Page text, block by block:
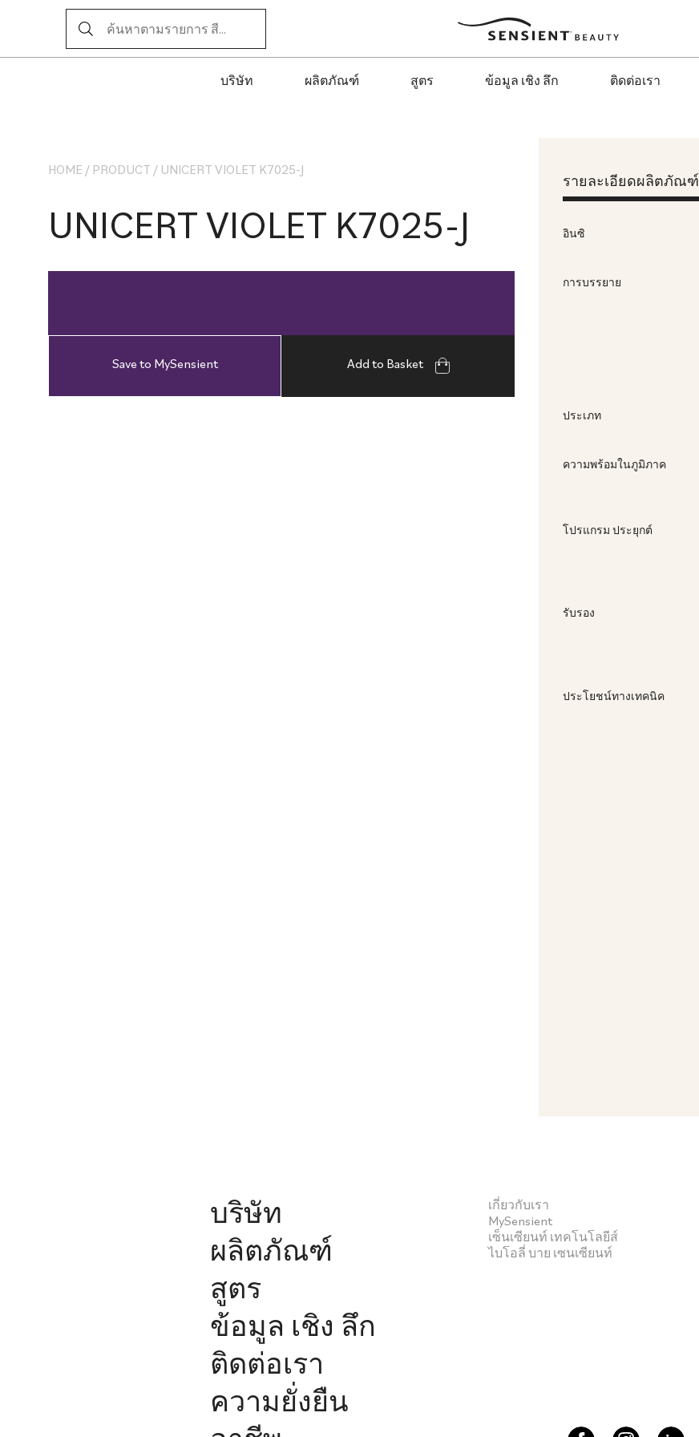
Sensient
บริษัท ผลิตภัณฑ์ สูตร ข้อมูล เชิง ลึก ติดต่อเรา
HOME / PRODUCT / UNICERT VIOLET K7025-J
UNICERT VIOLET K7025-J
Save to MySensient Add to Basket
รายละเอียดผลิตภัณฑ์
อินซิ
การบรรยาย
ประเภท
ความพร้อมในภูมิภาค
โปรแกรม ประยุกต์
รับรอง
ประโยชน์ทางเทคนิค
บริษัท
ผลิตภัณฑ์
สูตร
ข้อมูล เชิง ลึก
ติดต่อเรา
ความยั่งยืน
เกี่ยวกับเรา
MySensient
เซ็นเซียนท์ เทคโนโลยีส์
ไบโอลี่ บาย เซนเซียนท์